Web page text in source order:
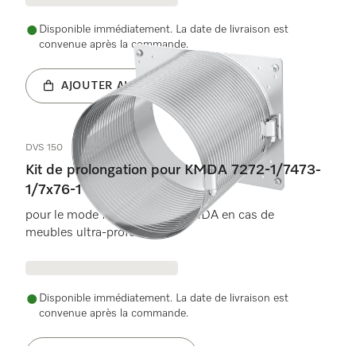
Disponible immédiatement. La date de livraison est
convenue après la commande.
AJOUTER AU PANIER
DVS 150
Kit de prolongation pour KMDA 7272-1/7473-
1/7x76-1
pour le mode Plug&Play du KMDA en cas de
meubles ultra-profonds
Disponible immédiatement. La date de livraison est
convenue après la commande.